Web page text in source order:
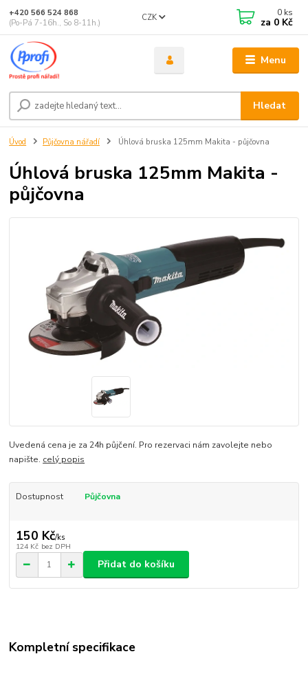
Menu
CZK
Hledat
+420 566 524 868
(Po-Pá 7-16h., So 8-11h.)
0 ks
za 0 Kč
Úvod Půjčovna nářadí Úhlová bruska 125mm Makita - půjčovna
Úhlová bruska 125mm Makita -
půjčovna
Uvedená cena je za 24h půjčení. Pro rezervaci nám zavolejte nebo
napište. celý popis
Dostupnost Půjčovna
150 Kč/ks
124 Kč bez DPH
Přidat do košíku
Kompletní specifikace